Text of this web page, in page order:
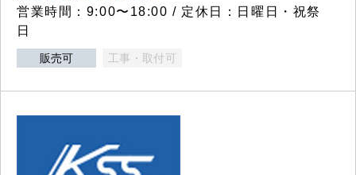
営業時間：9:00〜18:00 / 定休日：日曜日・祝祭
日
販売可 工事・取付可